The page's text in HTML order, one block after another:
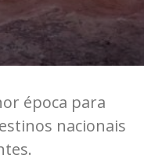
época para
nacionais